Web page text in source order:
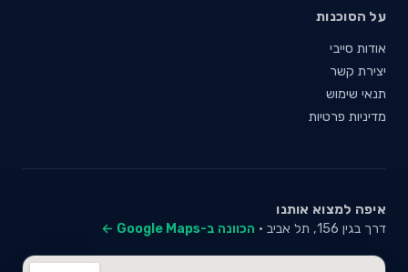
על הסוכנות
אודות סייבי
יצירת קשר
תנאי שימוש
מדיניות פרטיות
איפה למצוא אותנו
דרך בגין 156, תל אביב · הכוונה ב-Google Maps ←